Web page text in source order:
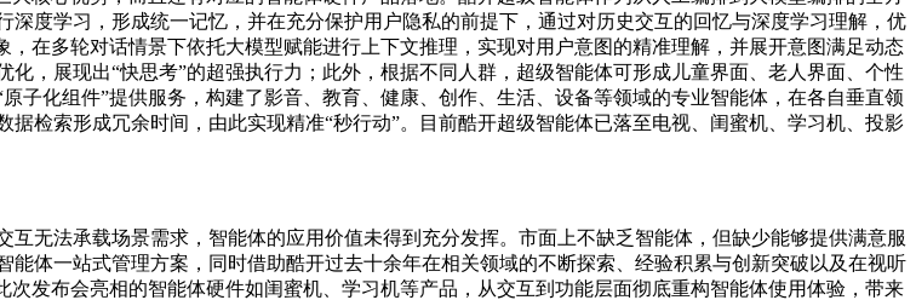
度学习，形成统一记忆，并在充分保护用户隐私的前提下，通过对历史交互的回忆与深度学习理解，优
在多轮对话情景下依托大模型赋能进行上下文推理，实现对用户意图的精准理解，并展开意图满足动态
，展现出“快思考”的超强执行力；此外，根据不同人群，超级智能体可形成儿童界面、老人界面、个性
子化组件”提供服务，构建了影音、教育、健康、创作、生活、设备等领域的专业智能体，在各自垂直领
检索形成冗余时间，由此实现精准“秒行动”。目前酷开超级智能体已落至电视、闺蜜机、学习机、投影
无法承载场景需求，智能体的应用价值未得到充分发挥。市面上不缺乏智能体，但缺少能够提供满意服
体一站式管理方案，同时借助酷开过去十余年在相关领域的不断探索、经验积累与创新突破以及在视听
发布会亮相的智能体硬件如闺蜜机、学习机等产品，从交互到功能层面彻底重构智能体使用体验，带来